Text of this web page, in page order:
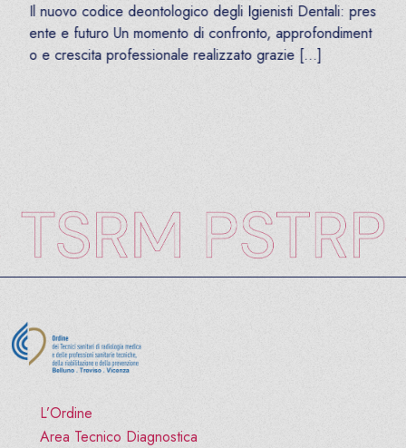
Il nuovo codice deontologico degli Igienisti Dentali: pres
ente e futuro Un momento di confronto, approfondiment
o e crescita professionale realizzato grazie […]
L’Ordine
Area Tecnico Diagnostica